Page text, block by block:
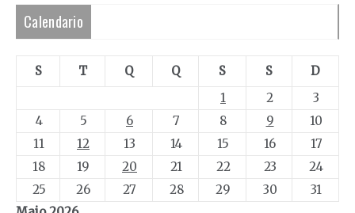
Calendario
S T Q Q S S
D
1
2
3
4
5 6 7 8 9
10
11
12 13 14 15 16
17
18
19 20 21 22 23
24
25
26 27 28 29 30 31